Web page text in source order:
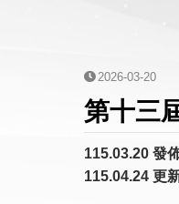
2026-03-20
第十三
115.03.20 發
115.04.24 更